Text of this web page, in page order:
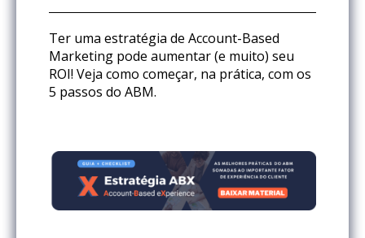
Ter uma estratégia de Account-Based
Marketing pode aumentar (e muito) seu
ROI! Veja como começar, na prática, com os
5 passos do ABM.